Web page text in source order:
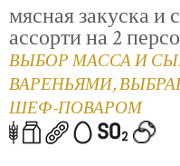
мясная закуска и
ассорти на 2
ВЫБОР МАССА И
ВАРЕНЬЯМИ,
ШЕФ-ПОВАРОМ